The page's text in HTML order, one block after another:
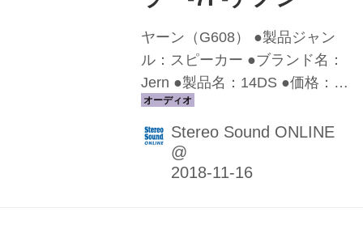
新製品の展示から、各機器のデ
モンストレーションまで、十全
に楽しめる内容となっている...
ヤーン（G608） ●製品ジャン
ル：スピーカー ●ブランド名：
Jern ●製品名：14DS ●価格：
￥295,000（ペア、税別） ●発
売時期：発売中 デンマークの新
ブランド、ヤーン（Jern）のス
ピーカー「14DS」は、実際に
Stereo Sound ONLINE
@